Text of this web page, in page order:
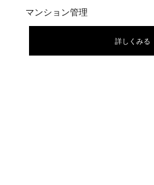
マンション管理
詳しくみる